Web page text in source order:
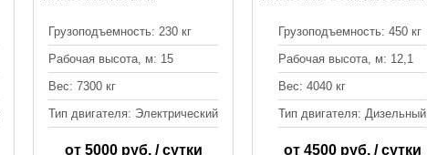
Грузоподъемность: 230 кг
Рабочая высота, м: 15
Вес: 7300 кг
Тип двигателя: Электрический
от 5000 руб. / сутки
Грузоподъемность: 450 кг
Рабочая высота, м: 12,1
Вес: 4040 кг
Тип двигателя: Дизельный
от 4500 руб. / сутки